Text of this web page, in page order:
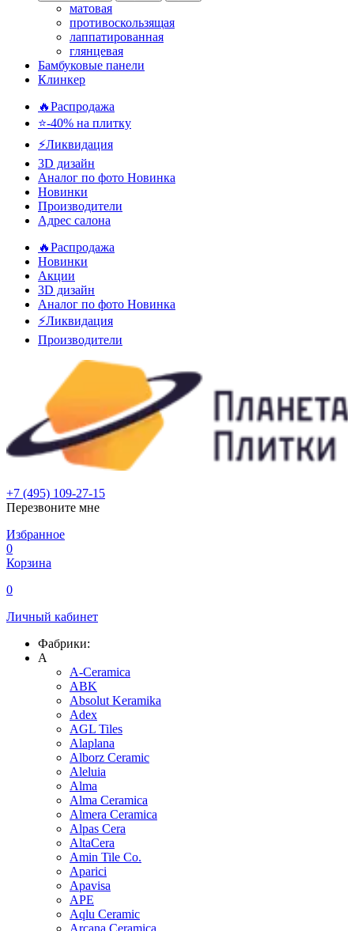
матовая
противоскользящая
лаппатированная
глянцевая
Бамбуковые панели
Клинкер
🔥Распродажа
⭐-40% на плитку
⚡️Ликвидация
3D дизайн
Аналог по фото Новинка
Новинки
Производители
Адрес салона
🔥Распродажа
Новинки
Акции
3D дизайн
Аналог по фото Новинка
⚡Ликвидация
Производители
+7 (495) 109-27-15
Перезвоните мне
Избранное
0
Корзина
0
Личный кабинет
Фабрики:
A
A-Ceramica
ABK
Absolut Keramika
Adex
AGL Tiles
Alaplana
Alborz Ceramic
Aleluia
Alma
Alma Ceramica
Almera Ceramica
Alpas Cera
AltaCera
Amin Tile Co.
Aparici
Apavisa
APE
Aqlu Ceramic
Arcana Ceramica